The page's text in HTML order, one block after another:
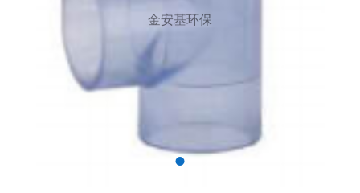
金安基环保